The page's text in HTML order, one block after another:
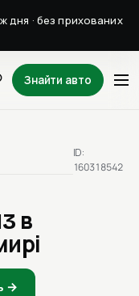
дня · без прихованих
Знайти авто
в
→
ID:
160318542